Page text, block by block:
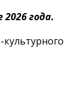
года.